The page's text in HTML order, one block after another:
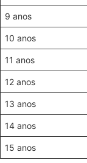
9 anos
10 anos
11 anos
12 anos
13 anos
14 anos
15 anos